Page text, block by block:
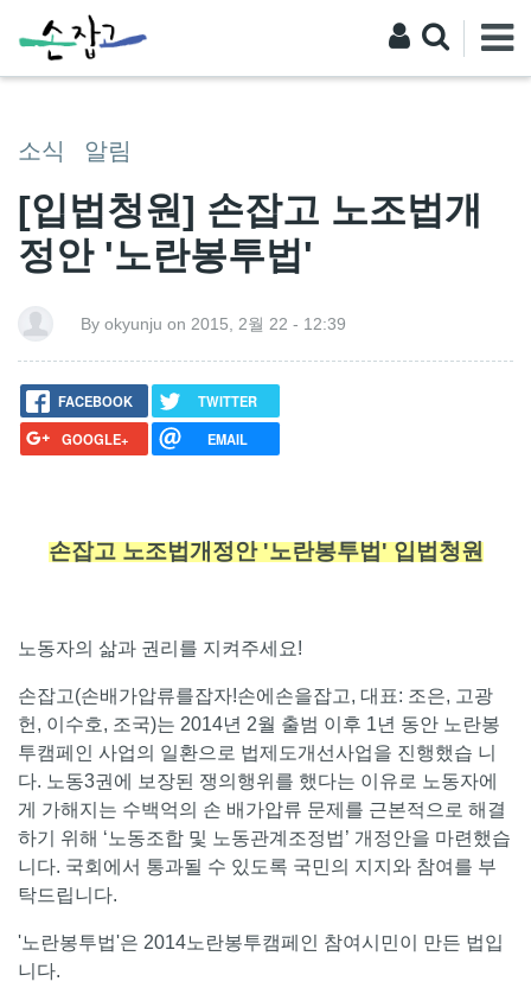
소식 알림
[입법청원] 손잡고 노조법개
정안 '노란봉투법'
By okyunju on 2015, 2월 22 - 12:39
FACEBOOK
TWITTER
GOOGLE+
EMAIL
손잡고 노조법개정안 '노란봉투법' 입법청원
노동자의 삶과 권리를 지켜주세요!
손잡고(손배가압류를잡자!손에손을잡고, 대표: 조은, 고광
헌, 이수호, 조국)는 2014년 2월 출범 이후 1년 동안 노란봉
투캠페인 사업의 일환으로 법제도개선사업을 진행했습 니
다. 노동3권에 보장된 쟁의행위를 했다는 이유로 노동자에
게 가해지는 수백억의 손 배가압류 문제를 근본적으로 해결
하기 위해 ‘노동조합 및 노동관계조정법’ 개정안을 마련했습
니다. 국회에서 통과될 수 있도록 국민의 지지와 참여를 부
탁드립니다.
'노란봉투법'은 2014노란봉투캠페인 참여시민이 만든 법입
니다.